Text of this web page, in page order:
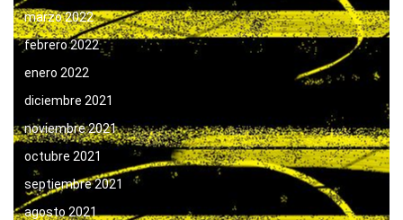
marzo 2022
febrero 2022
enero 2022
diciembre 2021
noviembre 2021
octubre 2021
septiembre 2021
agosto 2021